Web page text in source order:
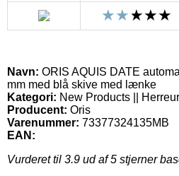
Navn: ORIS AQUIS DATE
mm med blå skive med lænke
Kategori: New Products ||
Producent: Oris
Varenummer: 73377324135MB
EAN:
Vurderet til 3.9 ud af 5 stjerner